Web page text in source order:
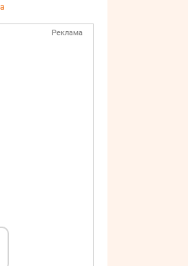
Реклама